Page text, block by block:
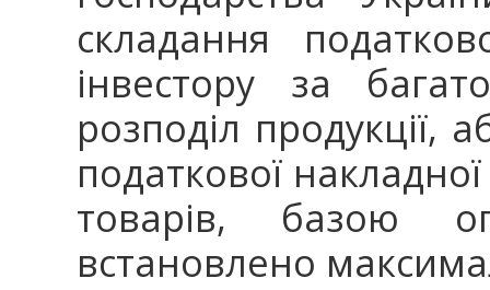
складання
інвестору за
розподіл продукції,
податкової
товарів, базою
встановлено